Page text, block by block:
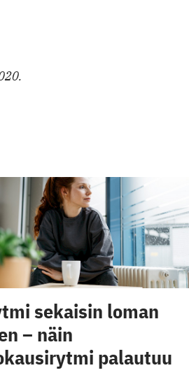
sekaisin loman
– näin
palautuu